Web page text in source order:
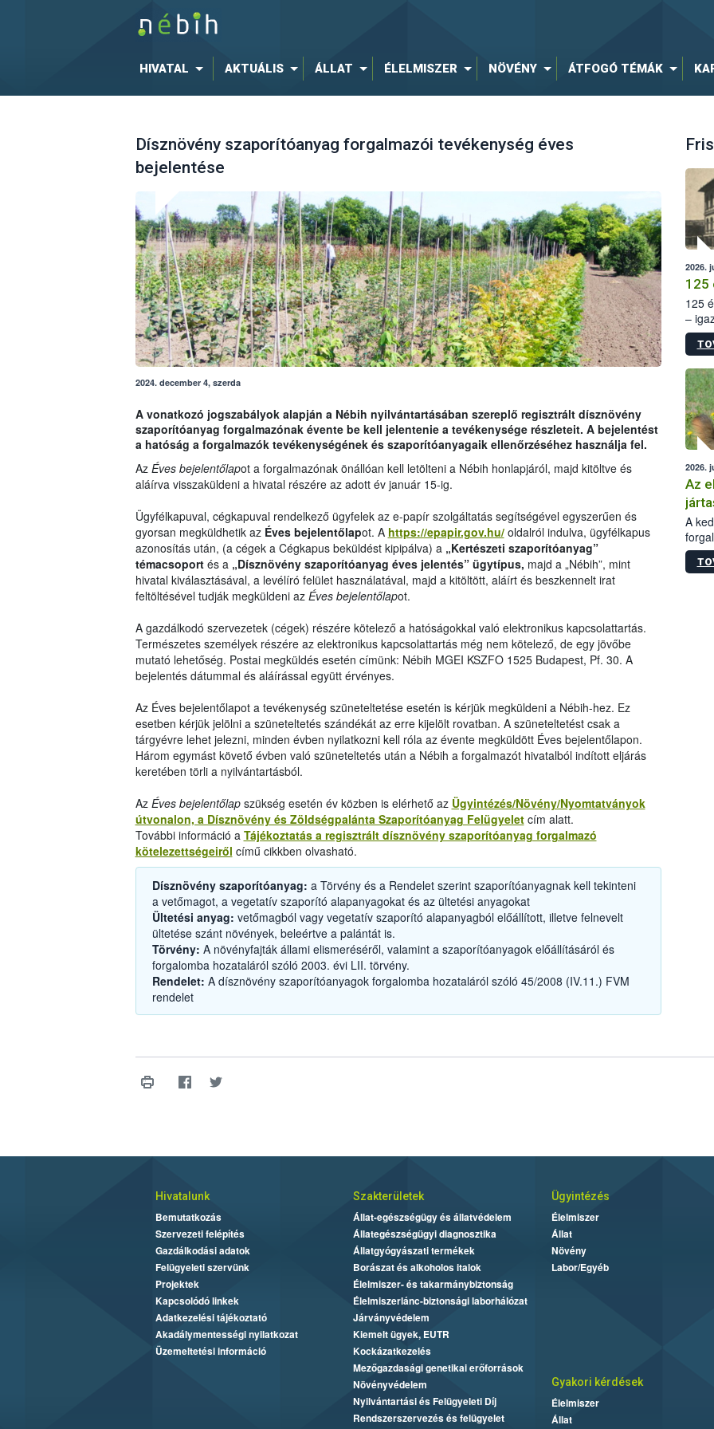
HIVATAL AKTUÁLIS ÁLLAT ÉLELMISZER NÖVÉNY ÁTFOGÓ TÉMÁK
Dísznövény szaporítóanyag forgalmazói tevékenység éves
bejelentése
2024. december 4, szerda
A vonatkozó jogszabályok alapján a Nébih nyilvántartásában szereplő regisztrált dísznövény
szaporítóanyag forgalmazónak évente be kell jelentenie a tevékenysége részleteit. A bejelentést
a hatóság a forgalmazók tevékenységének és szaporítóanyagaik ellenőrzéséhez használja fel.
Az Éves bejelentőlapot a forgalmazónak önállóan kell letölteni a Nébih honlapjáról, majd kitöltve és
aláírva visszaküldeni a hivatal részére az adott év január 15-ig.
Ügyfélkapuval, cégkapuval rendelkező ügyfelek az e-papír szolgáltatás segítségével egyszerűen és
gyorsan megküldhetik az Éves bejelentőlapot. A https://epapir.gov.hu/oldalról indulva, ügyfélkapus
azonosítás után, (a cégek a Cégkapus beküldést kipipálva) a „Kertészeti szaporítóanyag”
témacsoportés a „Dísznövény szaporítóanyag éves jelentés” ügytípus, majd a „Nébih”, mint
hivatal kiválasztásával, a levélíró felület használatával, majd a kitöltött, aláírt és beszkennelt irat
feltöltésével tudják megküldeni az Éves bejelentőlapot.
A gazdálkodó szervezetek (cégek) részére kötelező a hatóságokkal való elektronikus kapcsolattartás.
Természetes személyek részére az elektronikus kapcsolattartás még nem kötelező, de egy jövőbe
mutató lehetőség. Postai megküldés esetén címünk: Nébih MGEI KSZFO 1525 Budapest, Pf. 30. A
bejelentés dátummal és aláírással együtt érvényes.
Az Éves bejelentőlapot a tevékenység szüneteltetése esetén is kérjük megküldeni a Nébih-hez. Ez
esetben kérjük jelölni a szüneteltetés szándékát az erre kijelölt rovatban. A szüneteltetést csak a
tárgyévre lehet jelezni, minden évben nyilatkozni kell róla az évente megküldött Éves bejelentőlapon.
Három egymást követő évben való szüneteltetés után a Nébih a forgalmazót hivatalból indított eljárás
keretében törli a nyilvántartásból.
Az Éves bejelentőlapszükség esetén év közben is elérhető az Ügyintézés/Növény/Nyomtatványok
útvonalon, a Dísznövény és Zöldségpalánta Szaporítóanyag Felügyeletcím alatt.
További információ a Tájékoztatás a regisztrált dísznövény szaporítóanyag forgalmazó
kötelezettségeiről című cikkben olvasható.
Dísznövény szaporítóanyag: a Törvény és a Rendelet szerint szaporítóanyagnak kell tekinteni
a vetőmagot, a vegetatív szaporító alapanyagokat és az ültetési anyagokat
Ültetési anyag: vetőmagból vagy vegetatív szaporító alapanyagból előállított, illetve felnevelt
ültetése szánt növények, beleértve a palántát is.
Törvény: A növényfajták állami elismeréséről, valamint a szaporítóanyagok előállításáról és
forgalomba hozataláról szóló 2003. évi LII. törvény.
Rendelet: A dísznövény szaporítóanyagok forgalomba hozataláról szóló 45/2008 (IV.11.) FVM
rendelet
2026.
125
125
–
15.
2026.
Az
A
Hivatalunk
Bemutatkozás
Szervezeti felépítés
Gazdálkodási adatok
Felügyeleti szervünk
Projektek
Kapcsolódó linkek
Adatkezelési tájékoztató
Akadálymentességi nyilatkozat
Üzemeltetési információ
Szakterületek
Állat-egészségügy és állatvédelem
Állategészségügyi diagnosztika
Állatgyógyászati termékek
Borászat és alkoholos italok
Élelmiszer- és takarmánybiztonság
Élelmiszerlánc-biztonsági laborhálózat
Járványvédelem
Kiemelt ügyek, EUTR
Kockázatkezelés
Mezőgazdasági genetikai erőforrások
Növényvédelem
Nyilvántartási és Felügyeleti Díj
Rendszerszervezés és felügyelet
Ügyintézés
Élelmiszer
Állat
Növény
Labor/Egyéb
Gyakori kérdések
Élelmiszer
Állat